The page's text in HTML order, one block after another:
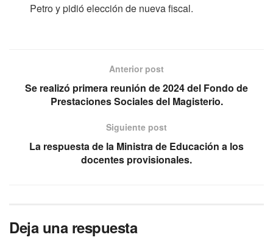
Petro y pidió elección de nueva fiscal.
Anterior post
Se realizó primera reunión de 2024 del Fondo de
Prestaciones Sociales del Magisterio.
Siguiente post
La respuesta de la Ministra de Educación a los
docentes provisionales.
Deja una respuesta